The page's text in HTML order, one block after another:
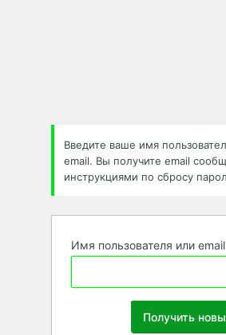
Введите ваше имя
email. Вы получите email
инструкциями по сбросу
Имя пользователя или email